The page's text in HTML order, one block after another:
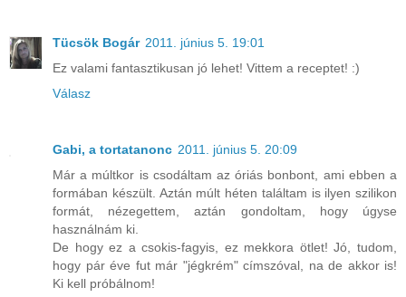
Tücsök Bogár 2011. június 5. 19:01
Ez valami fantasztikusan jó lehet! Vittem a receptet! :)
Válasz
Gabi, a tortatanonc 2011. június 5. 20:09
Már a múltkor is csodáltam az óriás bonbont, ami ebben a
formában készült. Aztán múlt héten találtam is ilyen szilikon
formát, nézegettem, aztán gondoltam, hogy úgyse
használnám ki.
De hogy ez a csokis-fagyis, ez mekkora ötlet! Jó, tudom,
hogy pár éve fut már "jégkrém" címszóval, na de akkor is!
Ki kell próbálnom!